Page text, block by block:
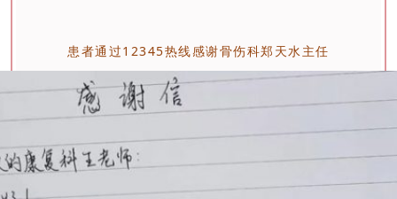
患者通过12345热线感谢骨伤科郑天水主任